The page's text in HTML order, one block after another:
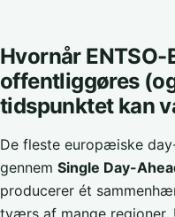
Hvornår
offentliggøres
tidspunktet kan
De fleste europæiske
gennem Single Day-
producerer ét
tværs af mange regioner.